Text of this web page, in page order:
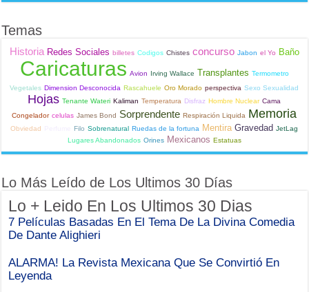
Temas
Historia Redes Sociales billetes Codigos Chistes concurso Jabon el Yo Baño
Caricaturas Avion Irving Wallace Transplantes Termometro
Vegetales Dimension Desconocida Rascahuele Oro Morado perspectiva Sexo Sexualidad
Hojas Tenante Wateri Kaliman Temperatura Disfraz Hombre Nuclear Cama
Congelador celulas James Bond Sorprendente Respiración Liquida Memoria
Obviedad Filo Sobrenatural Ruedas de la fortuna Mentira Gravedad JetLag
Lugares Abandonados Orines Mexicanos Estatuas
Lo Más Leído de Los Ultimos 30 Días
Lo + Leido En Los Ultimos 30 Dias
7 Películas Basadas En El Tema De La Divina Comedia
De Dante Alighieri
ALARMA! La Revista Mexicana Que Se Convirtió En
Leyenda